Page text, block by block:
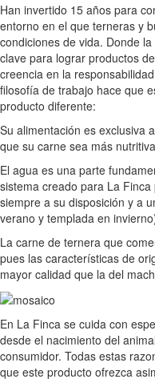
Han invertido 15 años para
entorno en el que terneras y
condiciones de vida. Donde
clave para lograr productos
creencia en la
filosofía de trabajo hace que
producto diferente:
Su alimentación es exclusiva
que su carne sea más
El agua es una parte
sistema creado para La
siempre a su disposición y a
verano y templada en
La carne de ternera que
pues las características de
mayor calidad que la del
En La Finca se cuida con
desde el nacimiento del
consumidor. Todas estas
que este producto ofrezca